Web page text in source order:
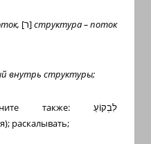
[ר]структура – поток
внутрь структуры;
также:
לִבְקוֹעַ
раскалывать;